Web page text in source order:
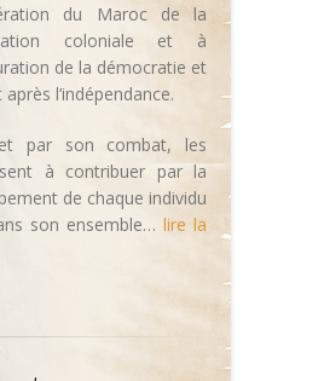
du Maroc de la
coloniale et à
de la démocratie et
l’indépendance.
par son combat, les
à contribuer par la
de chaque individu
son ensemble… lire la